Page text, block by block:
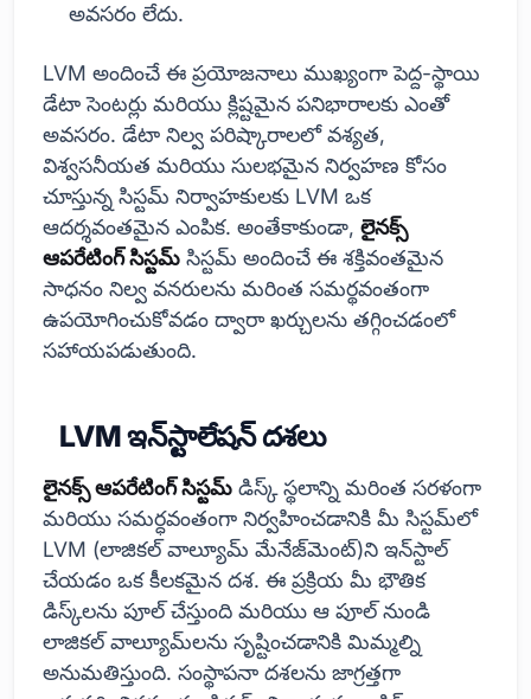
అవసరం లేదు.
LVM అందించే ఈ ప్రయోజనాలు ముఖ్యంగా పెద్ద-స్థాయి
డేటా సెంటర్లు మరియు క్లిష్టమైన పనిభారాలకు ఎంతో
అవసరం. డేటా నిల్వ పరిష్కారాలలో వశ్యత,
విశ్వసనీయత మరియు సులభమైన నిర్వహణ కోసం
చూస్తున్న సిస్టమ్ నిర్వాహకులకు LVM ఒక
ఆదర్శవంతమైన ఎంపిక. అంతేకాకుండా, లైనక్స్
ఆపరేటింగ్ సిస్టమ్ సిస్టమ్ అందించే ఈ శక్తివంతమైన
సాధనం నిల్వ వనరులను మరింత సమర్థవంతంగా
ఉపయోగించుకోవడం ద్వారా ఖర్చులను తగ్గించడంలో
సహాయపడుతుంది.
LVM ఇన్‌స్టాలేషన్ దశలు
లైనక్స్ ఆపరేటింగ్ సిస్టమ్ డిస్క్ స్థలాన్ని మరింత సరళంగా
మరియు సమర్ధవంతంగా నిర్వహించడానికి మీ సిస్టమ్‌లో
LVM (లాజికల్ వాల్యూమ్ మేనేజ్‌మెంట్)ని ఇన్‌స్టాల్
చేయడం ఒక కీలకమైన దశ. ఈ ప్రక్రియ మీ భౌతిక
డిస్క్‌లను పూల్ చేస్తుంది మరియు ఆ పూల్ నుండి
లాజికల్ వాల్యూమ్‌లను సృష్టించడానికి మిమ్మల్ని
అనుమతిస్తుంది. సంస్థాపనా దశలను జాగ్రత్తగా